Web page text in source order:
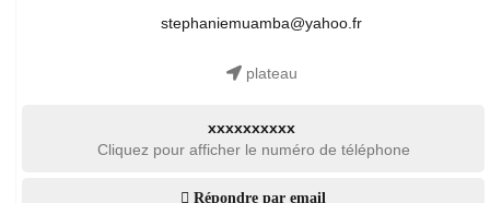
stephaniemuamba@yahoo.fr
plateau
xxxxxxxxxx
Cliquez pour afficher le numéro de téléphone
Répondre par email